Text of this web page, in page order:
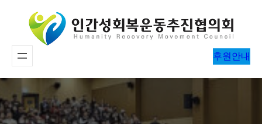
바
로
가
후원안내